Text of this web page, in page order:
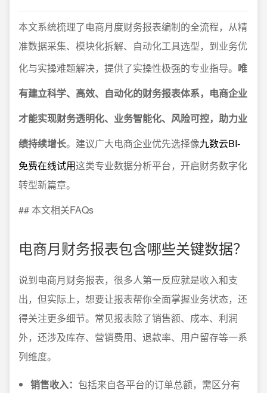
本文系统梳理了电商月度财务报表编制的全流程，从精
准数据采集、模块化拆解、自动化工具选型，到业务优
化与实操难题解决，提供了实操性极强的专业指导。 唯
有建立科学、高效、自动化的财务报表体系，电商企业
才能实现财务透明化、业务智能化、风险可控，助力业
绩持续增长。建议广大电商企业优先选择像九数云BI-
免费在线试用这类专业数据分析平台，开启财务数字化
转型新篇章。
## 本文相关FAQs
电商月财务报表包含哪些关键数据？
说到电商月财务报表，很多人第一反应就是收入和支
出，但实际上，想要让报表帮你全面掌握业务状态，还
得关注更多细节。常见报表除了销售额、成本、利润
外，还涉及库存、营销费用、退款率、用户留存等一系
列维度。
销售收入： 包括来自各平台的订单总额，需区分有